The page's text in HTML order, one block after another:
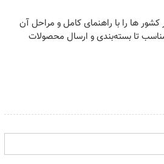
ها را با راهنمای کامل و مراحل آن
تا بسته‌بندی و ارسال محصولات